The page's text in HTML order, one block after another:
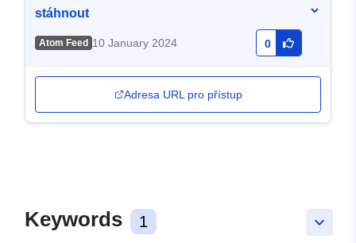
stáhnout
Atom Feed 10 January 2024 0
Adresa URL pro přístup
keyboard_arrow_down
Keywords 1